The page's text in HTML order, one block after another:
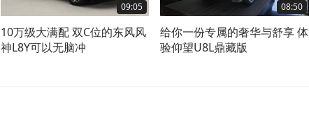
09:05
10万级大满配 双C位的东风风
神L8Y可以无脑冲
08:50
给你一份专属的奢华与舒享 体
验仰望U8L鼎藏版